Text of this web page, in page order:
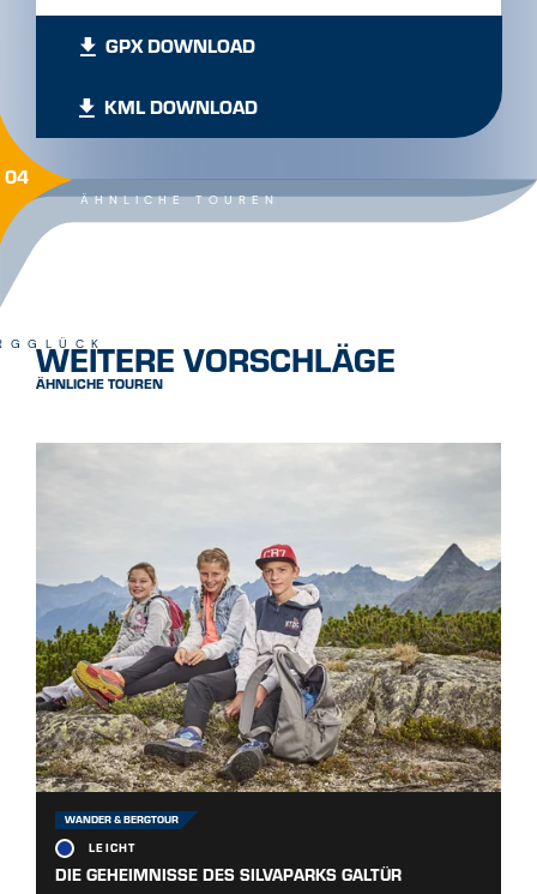
GPX DOWNLOAD
KML DOWNLOAD
ÄHNLICHE TOUREN
04
WEITERE VORSCHLÄGE
ÄHNLICHE TOUREN
WANDER & BERGTOUR
LEICHT
DIE GEHEIMNISSE DES SILVAPARKS GALTÜR